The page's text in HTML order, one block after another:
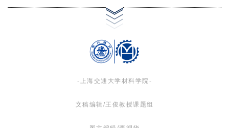
-上海交通大学材料学院-
文稿编辑/王俊教授课题组